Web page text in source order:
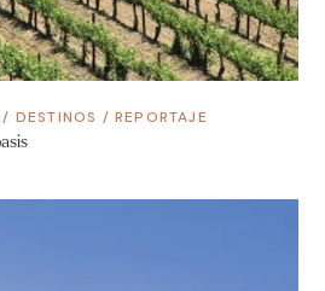
/ DESTINOS /REPORTAJE